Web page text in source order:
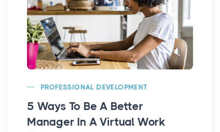
PROFESSIONAL DEVELOPMENT
5 Ways To Be A Better
Manager In A Virtual Work